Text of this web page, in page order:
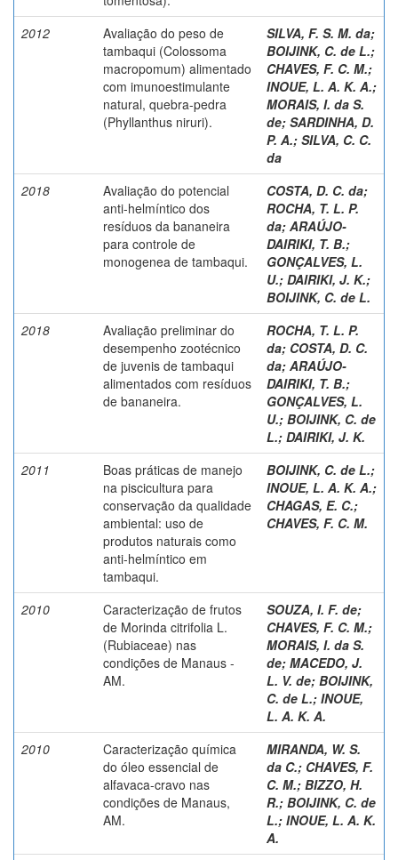
2012
Avaliação do peso de
tambaqui (Colossoma
macropomum) alimentado
com imunoestimulante
natural, quebra-pedra
(Phyllanthus niruri).
SILVA, F. S. M. da;
BOIJINK, C. de L.;
CHAVES, F. C. M.;
INOUE, L. A. K. A.;
MORAIS, I. da S.
de; SARDINHA, D.
P. A.; SILVA, C. C.
da
2018
Avaliação do potencial
anti-helmíntico dos
resíduos da bananeira
para controle de
monogenea de tambaqui.
COSTA, D. C. da;
ROCHA, T. L. P.
da; ARAÚJO-
DAIRIKI, T. B.;
GONÇALVES, L.
U.; DAIRIKI, J. K.;
BOIJINK, C. de L.
2018
Avaliação preliminar do
desempenho zootécnico
de juvenis de tambaqui
alimentados com resíduos
de bananeira.
ROCHA, T. L. P.
da; COSTA, D. C.
da; ARAÚJO-
DAIRIKI, T. B.;
GONÇALVES, L.
U.; BOIJINK, C. de
L.; DAIRIKI, J. K.
2011
Boas práticas de manejo
na piscicultura para
conservação da qualidade
ambiental: uso de
produtos naturais como
anti-helmíntico em
tambaqui.
BOIJINK, C. de L.;
INOUE, L. A. K. A.;
CHAGAS, E. C.;
CHAVES, F. C. M.
2010
Caracterização de frutos
de Morinda citrifolia L.
(Rubiaceae) nas
condições de Manaus -
AM.
SOUZA, I. F. de;
CHAVES, F. C. M.;
MORAIS, I. da S.
de; MACEDO, J.
L. V. de; BOIJINK,
C. de L.; INOUE,
L. A. K. A.
2010
Caracterização química
do óleo essencial de
alfavaca-cravo nas
condições de Manaus,
AM.
MIRANDA, W. S.
da C.; CHAVES, F.
C. M.; BIZZO, H.
R.; BOIJINK, C. de
L.; INOUE, L. A. K.
A.